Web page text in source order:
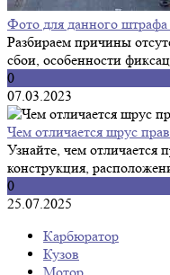
Фото для данного
Разбираем причины
сбои, особенности
0
07.03.2023
Чем отличается шрус
Узнайте, чем
конструкция,
0
25.07.2025
Карбюратор
Кузов
Мотор